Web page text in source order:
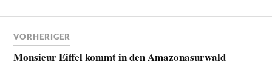
VORHERIGER
Monsieur Eiffel kommt in den Amazonasurwald